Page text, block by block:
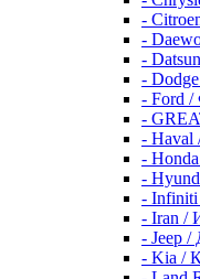
-
-
-
-
- Ford /
-
- Haval
-
-
-
- Iran /
- Jeep
- Kia /